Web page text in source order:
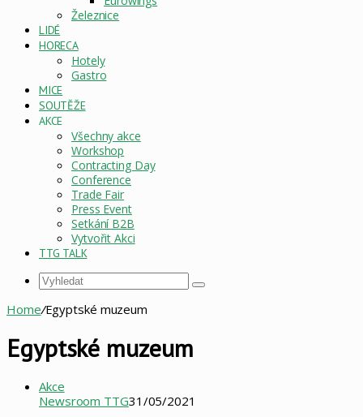
Železnice
LIDÉ
HORECA
Hotely
Gastro
MICE
SOUTĚŽE
AKCE
Všechny akce
Workshop
Contracting Day
Conference
Trade Fair
Press Event
Setkání B2B
Vytvořit Akci
TTG TALK
Vyhledat
Home/Egyptské muzeum
Egyptské muzeum
Akce
Newsroom TTG31/05/2021